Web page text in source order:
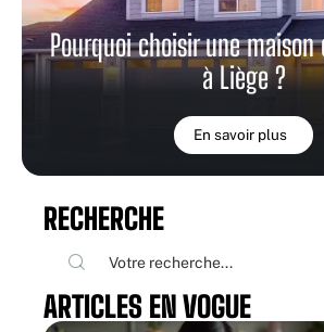
Pourquoi choisir une
à Liège ?
En savoir plus
RECHERCHE
ARTICLES EN VOGUE